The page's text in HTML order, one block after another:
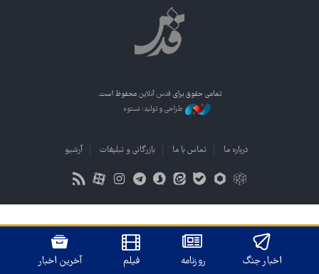
تمامی حقوق برای قدس آنلاین محفوظ است.
طراحی و تولید: نستوه
درباره ما تماس با ما بازرگانی و تبلیغات آرشیو
اخبار جنگ روزنامه فیلم آخرین اخبار